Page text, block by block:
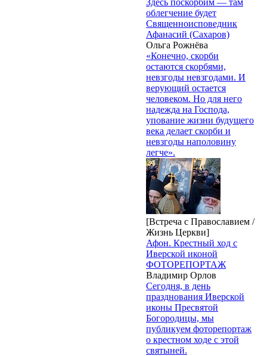
облегчение будет
Священноисповедник
Афанасий (Сахаров)
Ольга Рожнёва
«Конечно, скорби
остаются скорбями,
невзгоды невзгодами. И
верующий остается
человеком. Но для него
надежда на Господа,
упование жизни будущего
века делает скорби и
невзгоды наполовину
легче».
[Встреча с Православием /
Жизнь Церкви]
Афон. Крестный ход с
Иверской иконой
ФОТОРЕПОРТАЖ
Владимир Орлов
Сегодня, в день
празднования Иверской
иконы Пресвятой
Богородицы, мы
публикуем фоторепортаж
о крестном ходе с этой
святыней.